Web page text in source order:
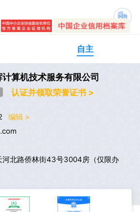
自主
计算机技术服务有限公司
认证并领取荣誉证书 >
编辑 >
河北路侨林街43号3004房（仅限办